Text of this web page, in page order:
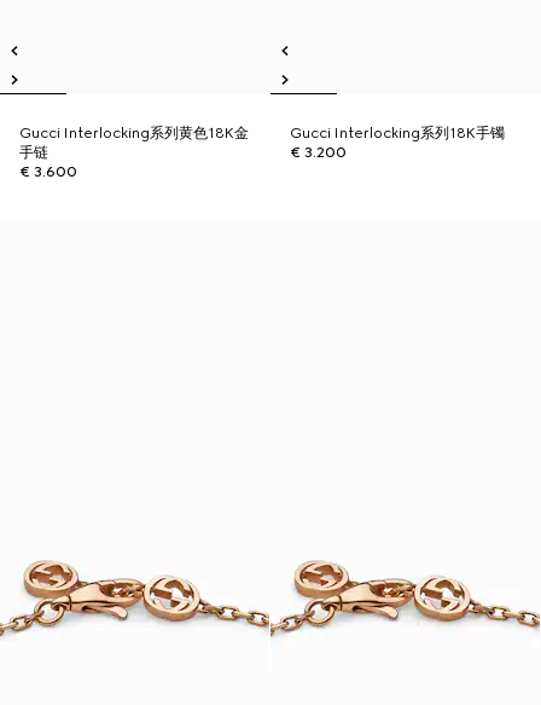
Gucci Interlocking系列黄色18K金
手链
€ 3.600
Gucci Interlocking系列18K手镯
€ 3.200